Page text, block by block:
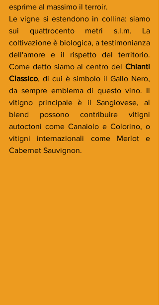
esprime al massimo il terroir.
Le vigne si estendono in collina: siamo
sui quattrocento metri s.l.m. La
coltivazione è biologica, a testimonianza
dell'amore e il rispetto del territorio.
Come detto siamo al centro del Chianti
Classico, di cui è simbolo il Gallo Nero,
da sempre emblema di questo vino. Il
vitigno principale è il Sangiovese, al
blend possono contribuire vitigni
autoctoni come Canaiolo e Colorino, o
vitigni internazionali come Merlot e
Cabernet Sauvignon.